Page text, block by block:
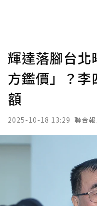
輝達落腳台
方鑑價」？
額
2025-10-18 13:29 聯合